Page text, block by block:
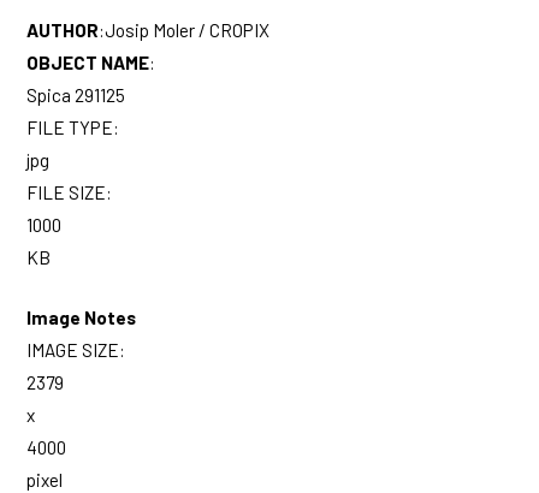
AUTHOR:Josip Moler / CROPIX
OBJECT NAME:
Spica 291125
FILE TYPE:
jpg
FILE SIZE:
1000
KB
Image Notes
IMAGE SIZE:
2379
x
4000
pixel